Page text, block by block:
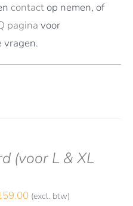
contactop nemen, of
pagina voor
vragen.
(voor L & XL
Prijsklasse:
(excl. btw)